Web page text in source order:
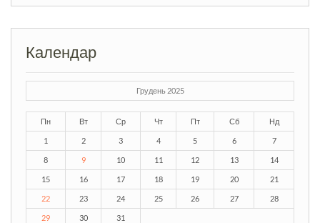
Календар
Грудень 2025
Пн Вт Ср Чт Пт Сб Нд
1 2 3 4 5 6 7
8 9 10 11 12 13 14
15 16 17 18 19 20 21
22 23 24 25 26 27 28
29 30 31